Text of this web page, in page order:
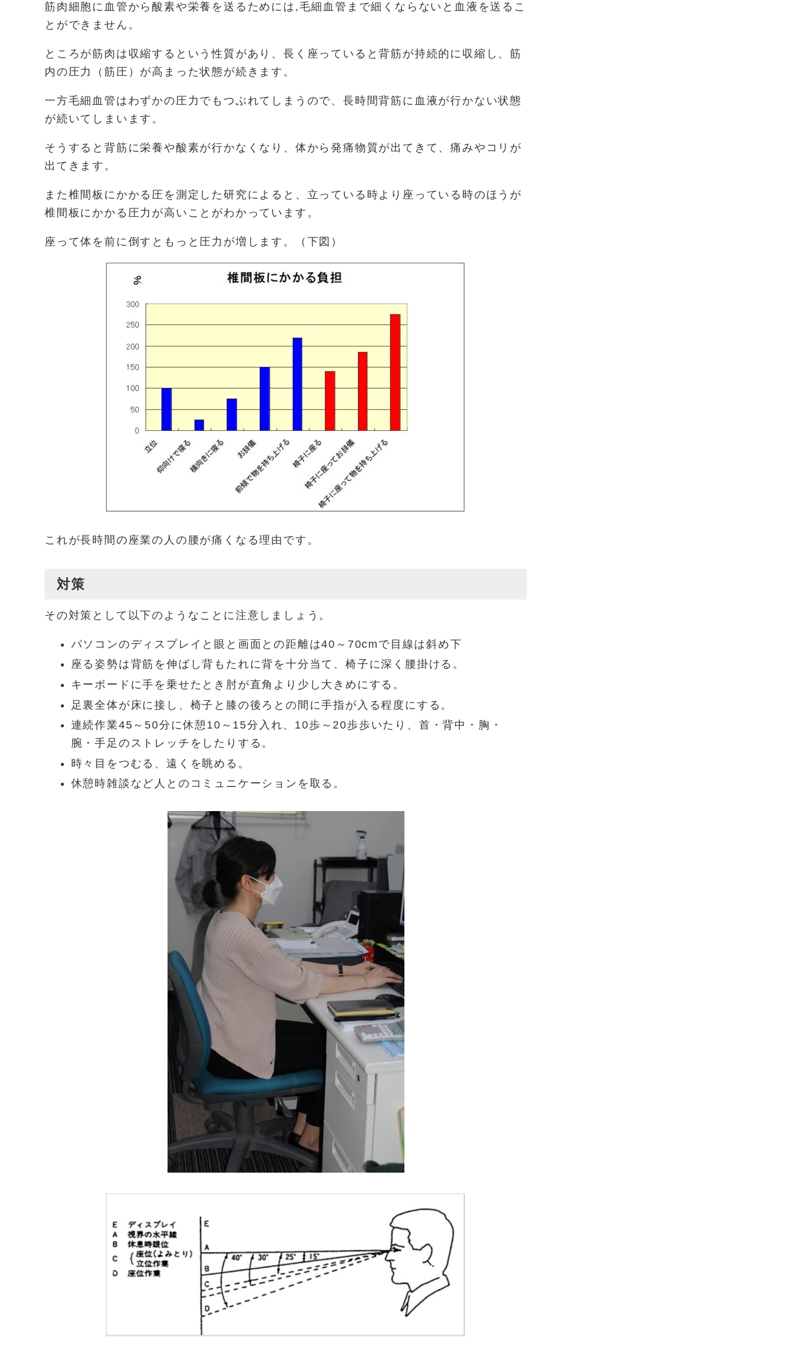
筋肉細胞に血管から酸素や栄養を送るためには,毛細血管まで細くならないと血液を送るこ
とができません。
ところが筋肉は収縮するという性質があり、長く座っていると背筋が持続的に収縮し、筋
内の圧力（筋圧）が高まった状態が続きます。
一方毛細血管はわずかの圧力でもつぶれてしまうので、長時間背筋に血液が行かない状態
が続いてしまいます。
そうすると背筋に栄養や酸素が行かなくなり、体から発痛物質が出てきて、痛みやコリが
出てきます。
また椎間板にかかる圧を測定した研究によると、立っている時より座っている時のほうが
椎間板にかかる圧力が高いことがわかっています。
座って体を前に倒すともっと圧力が増します。（下図）
これが長時間の座業の人の腰が痛くなる理由です。
対策
その対策として以下のようなことに注意しましょう。
パソコンのディスプレイと眼と画面との距離は40～70cmで目線は斜め下
座る姿勢は背筋を伸ばし背もたれに背を十分当て、椅子に深く腰掛ける。
キーボードに手を乗せたとき肘が直角より少し大きめにする。
足裏全体が床に接し、椅子と膝の後ろとの間に手指が入る程度にする。
連続作業45～50分に休憩10～15分入れ、10歩～20歩歩いたり、首・背中・胸・
腕・手足のストレッチをしたりする。
時々目をつむる、遠くを眺める。
休憩時雑談など人とのコミュニケーションを取る。